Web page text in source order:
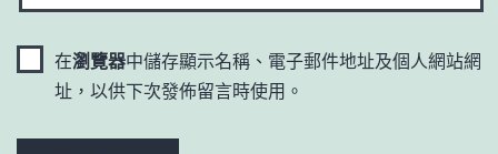
在瀏覽器中儲存顯示名稱、電子郵件地址及個人網站網
址，以供下次發佈留言時使用。